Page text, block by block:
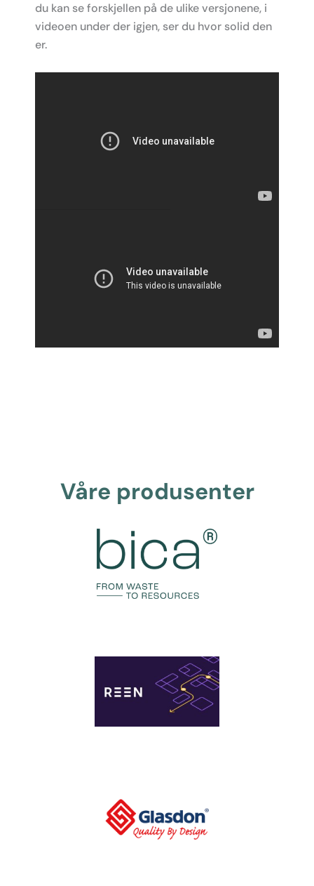
du kan se forskjellen på de ulike versjonene, i
videoen under der igjen, ser du hvor solid den
er.
Våre produsenter